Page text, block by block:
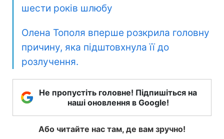
шести років шлюбу
Олена Тополя вперше розкрила головну
причину, яка підштовхнула її до
розлучення.
Не пропустіть головне! Підпишіться на
наші оновлення в Google!
Або читайте нас там, де вам зручно!